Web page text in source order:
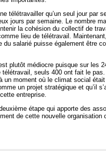
télétravailler qu’un seul jour par
jours par semaine. Le nombre
la cohésion du collectif de
lieu de télétravail.
salarié puisse également être
plutôt médiocre puisque sur les
télétravail, seuls 400 ont fait le
un moment où le climat social était
un projet stratégique et qu’il
entreprise.
étape qui apporte des
de cette nouvelle organisation